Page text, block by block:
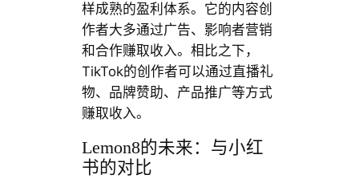
样成熟的盈利体系。它的内容创
作者大多通过广告、影响者营销
和合作赚取收入。相比之下，
TikTok的创作者可以通过直播礼
物、品牌赞助、产品推广等方式
赚取收入。
Lemon8的未来：与小红
书的对比